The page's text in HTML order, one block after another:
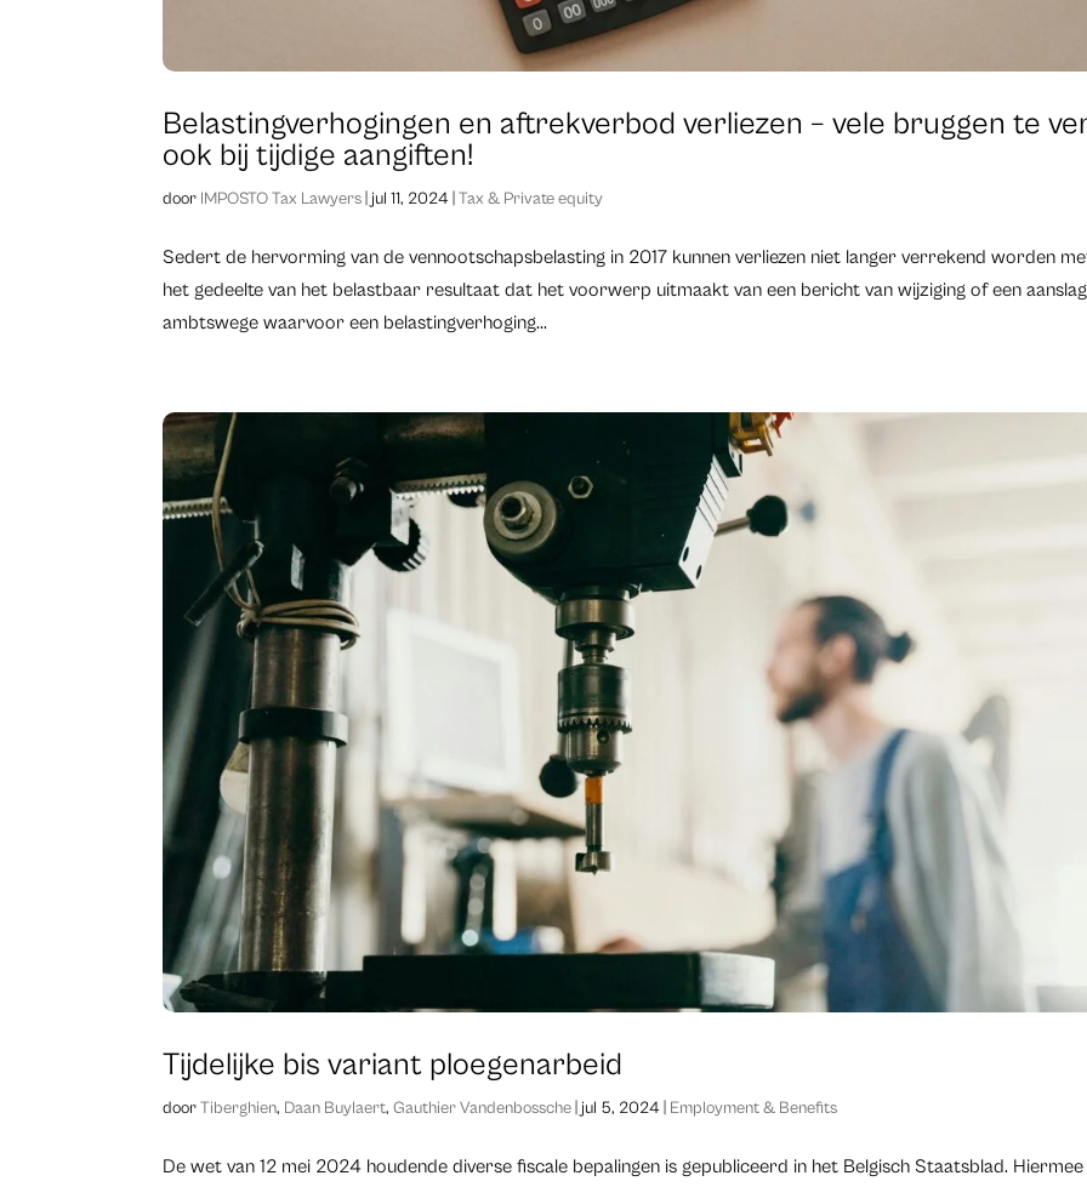
Belastingverhogingen en aftrekverbod verliezen – vele bruggen te
ook bij tijdige aangiften!
door IMPOSTO Tax Lawyers jul 11, 2024 |Tax & Private equity
Sedert de hervorming van de vennootschapsbelasting in 2017 kunnen verliezen niet langer verrekend worden
het gedeelte van het belastbaar resultaat dat het voorwerp uitmaakt van een bericht van wijziging of een
ambtswege waarvoor een belastingverhoging...
Tijdelijke bis variant ploegenarbeid
doorTiberghien, Daan Buylaert,Gauthier Vandenbossche jul 5, 2024 Employment & Benefits
De wet van 12 mei 2024 houdende diverse fiscale bepalingen is gepubliceerd in het Belgisch Staatsblad. Hiermee